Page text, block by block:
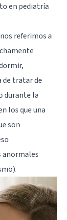
en pediatría
referimos a
de tratar de
durante la
los que una
son
anormales